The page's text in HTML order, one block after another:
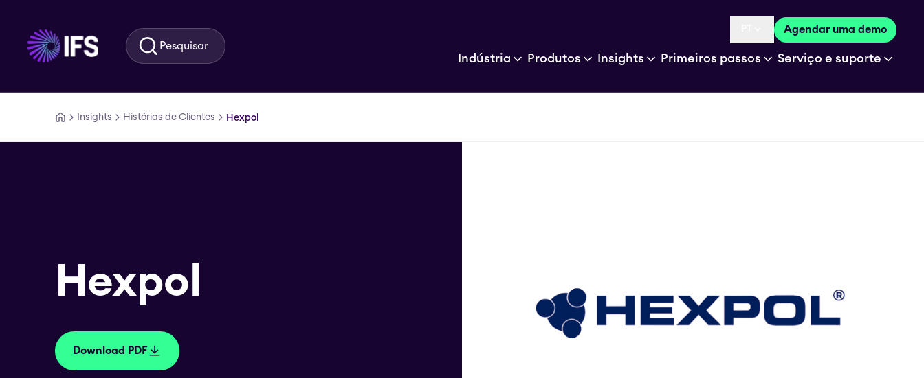
Ir para o conteúdo principal
Pesquisar
Language selected is
Agendar uma demo
Indústria Produtos Insights Primeiros passos Serviço e suporte
Insights Histórias de Clientes Hexpol
Hexpol
Download PDF